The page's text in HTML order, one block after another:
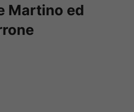
Martino ed